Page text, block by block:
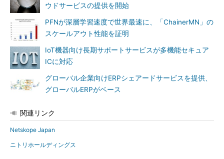
ウドサービスの提供を開始
PFNが深層学習速度で世界最速に、「ChainerMN」の
スケールアウト性能を証明
IoT機器向け長期サポートサービスが多機能セキュア
ICに対応
グローバル企業向けERPシェアードサービスを提供、
グローバルERPがベース
関連リンク
Netskope Japan
ニトリホールディングス